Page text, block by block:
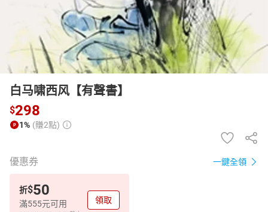
白马啸西风【有聲書】
$298
1% (賺2點)
優惠券 一鍵全領
折$50
滿555元可用 領取